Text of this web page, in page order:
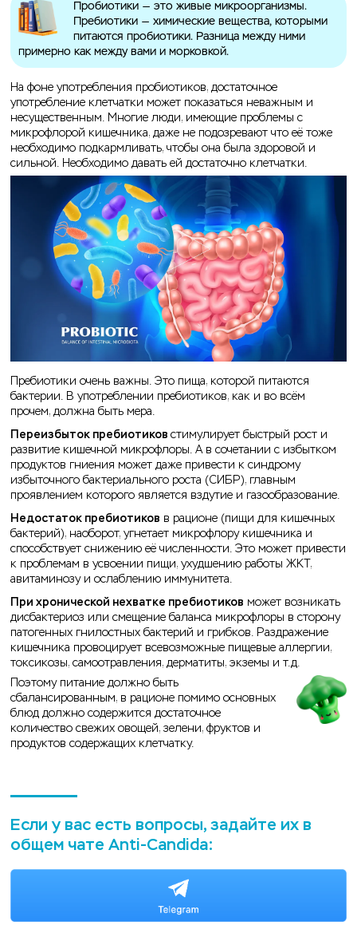
Пробиотики — это живые микроорганизмы.
Пребиотики — химические вещества, которыми
питаются пробиотики. Разница между ними
примерно как между вами и морковкой.
На фоне употребления пробиотиков, достаточное
употребление клетчатки может показаться неважным и
несущественным. Многие люди, имеющие проблемы с
микрофлорой кишечника, даже не подозревают что её тоже
необходимо подкармливать, чтобы она была здоровой и
сильной. Необходимо давать ей достаточно клетчатки.
Пребиотики очень важны. Это пища, которой питаются
бактерии. В употреблении пребиотиков, как и во всём
прочем, должна быть мера.
Переизбыток пребиотиков стимулирует быстрый рост и
развитие кишечной микрофлоры. А в сочетании с избытком
продуктов гниения может даже привести к синдрому
избыточного бактериального роста (СИБР), главным
проявлением которого является вздутие и газообразование.
Недостаток пребиотиков в рационе (пищи для кишечных
бактерий), наоборот, угнетает микрофлору кишечника и
способствует снижению её численности. Это может привести
к проблемам в усвоении пищи, ухудшению работы ЖКТ,
авитаминозу и ослаблению иммунитета.
При хронической нехватке пребиотиков может возникать
дисбактериоз или смещение баланса микрофлоры в сторону
патогенных гнилостных бактерий и грибков. Раздражение
кишечника провоцирует всевозможные пищевые аллергии,
токсикозы, самоотравления, дерматиты, экземы и т.д.
Поэтому питание должно быть
сбалансированным, в рационе помимо основных
блюд должно содержится достаточное
количество свежих овощей, зелени, фруктов и
продуктов содержащих клетчатку.
Если у вас есть вопросы, задайте их в
общем чате Anti-Candida: